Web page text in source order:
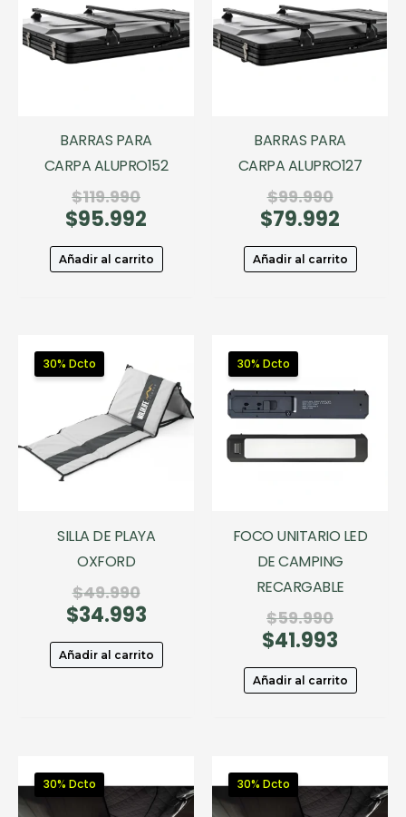
BARRAS PARA
CARPA ALUPRO152
$119.990El
precio
era:
$119.990.
$95.992
actual
es:
Añadir al carrito
BARRAS PARA
CARPA ALUPRO127
$99.990El
precio
era:
$99.990.
$79.992
actual
es:
Añadir al carrito
30% Dcto
SILLA DE PLAYA
OXFORD
$49.990El
precio
era:
$49.990.
$34.993El
actual
es:
Añadir al carrito
30% Dcto
FOCO UNITARIO LED
DE CAMPING
RECARGABLE
$59.990El
precio
era:
$59.990.
$41.993
actual
es:
Añadir al carrito
30% Dcto 30% Dcto